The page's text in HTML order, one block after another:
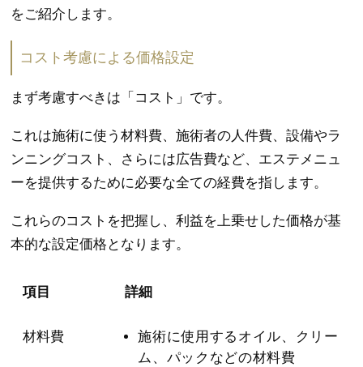
をご紹介します。
コスト考慮による価格設定
まず考慮すべきは「コスト」です。
これは施術に使う材料費、施術者の人件費、設備やラ
ンニングコスト、さらには広告費など、エステメニュ
ーを提供するために必要な全ての経費を指します。
これらのコストを把握し、利益を上乗せした価格が基
本的な設定価格となります。
項目 詳細
材料費
施術に使用するオイル、クリー
ム、パックなどの材料費